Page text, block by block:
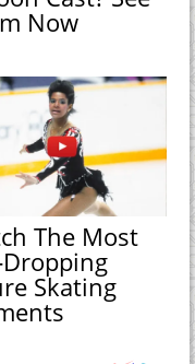
Now
The Most
Skating